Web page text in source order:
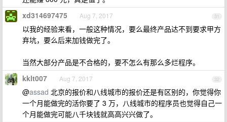
31
xd314697475 Aug 7, 2017
以我的经验来看，一般这种情况，要么最终产品达不到要求甲方
弃坑，要么后来加钱做完了。
当然大部分产品是不合格的，要不怎么有那么多烂程序。
32
kklt007 Aug 7, 2017
@assad 北京的报价和八线城市的报价还是有区别的，你觉得你
一个月能做完的活你要了 3 万，八线城市的程序员也觉得自己一
个月能做完可能八千块钱就高高兴兴做了。